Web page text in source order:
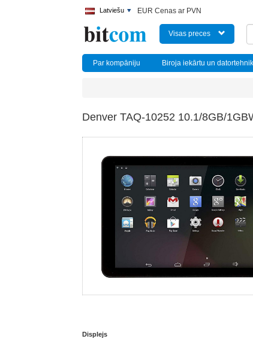
Latviešu EUR Cenas ar PVN
Visas preces
Par kompāniju Biroja iekārtu un
Denver TAQ-10252 10.1/8GB/
Displejs